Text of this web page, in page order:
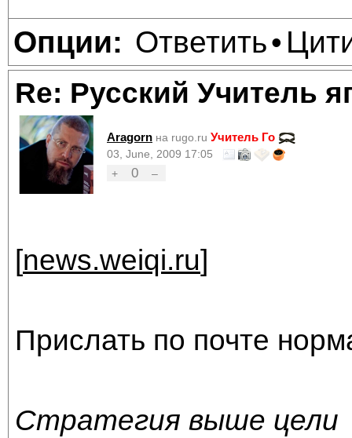
Опции: Ответить•
Re: Русский Учитель
Aragorn на rugo.ru Учитель Го
03, June, 2009 17:05
+
0 –
[news.weiqi.ru]
Прислать по почте
Стратегия выше цели